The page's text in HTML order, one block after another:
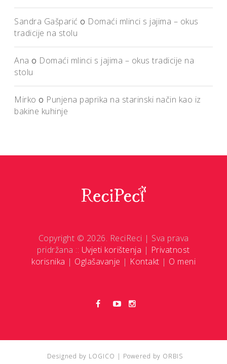
Sandra Gašparić o Domaći mlinci s jajima – okus
tradicije na stolu
Ana o Domaći mlinci s jajima – okus tradicije na
stolu
Mirko o Punjena paprika na starinski način kao iz
bakine kuhinje
Copyright © 2026. ReciReci | Sva prava
pridržana :: Uvjeti korištenja | Privatnost
korisnika | Oglašavanje | Kontakt | O meni
Designed by LOGICO | Powered by ORBIS